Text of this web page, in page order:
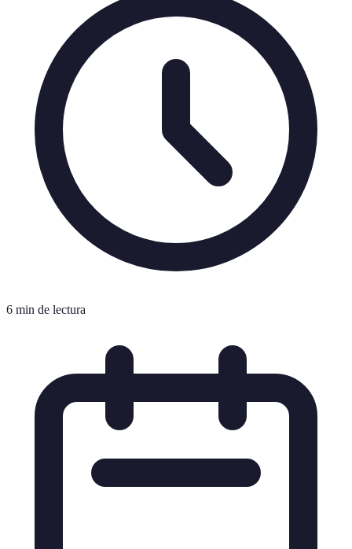
6 min de lectura